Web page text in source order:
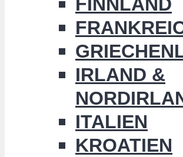
IRLAND &
ITALIEN
KROATIEN